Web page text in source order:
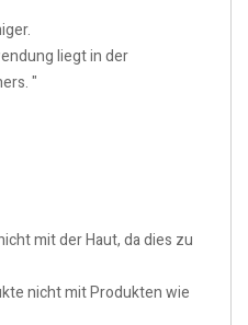
liegt in der
"
mit der Haut, da dies zu
nicht mit Produkten wie